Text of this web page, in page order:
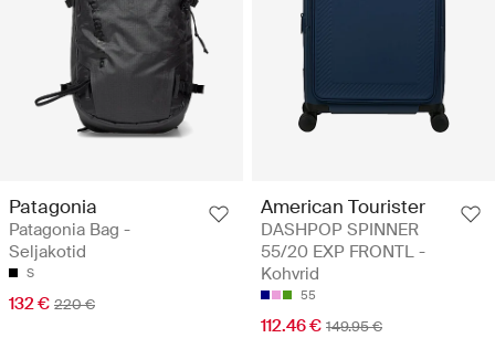
Patagonia
Patagonia Bag -
Seljakotid
S
132 € 220 €
American Tourister
DASHPOP SPINNER
55/20 EXP FRONTL -
Kohvrid
55
112.46 € 149.95 €